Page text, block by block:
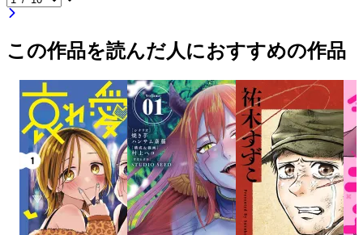
この作品を読んだ人におすすめの作品